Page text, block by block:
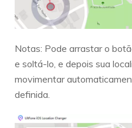
Notas: Pode arrastar o
e soltá-lo, e depois sua
movimentar
definida.